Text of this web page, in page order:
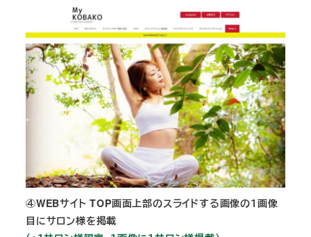
④WEBサイト TOP画面上部のスライドする画像の１画像
目にサロン様を掲載